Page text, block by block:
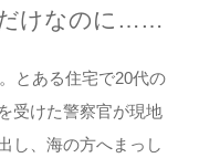
だけなのに……
とある住宅で20代の
受けた警察官が現地
し、海の方へまっし